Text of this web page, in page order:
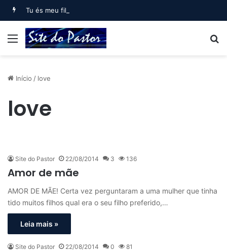
Tu és meu filho, Eu hoje te gerei (Salmo 2)
Menu
Início / love
love
Site do Pastor 22/08/2014 3 136
Amor de mãe
AMOR DE MÃE! Certa vez perguntaram a uma mulher que tinha
tido muitos filhos qual era o seu filho preferido,…
Leia mais »
Site do Pastor 22/08/2014 0 81